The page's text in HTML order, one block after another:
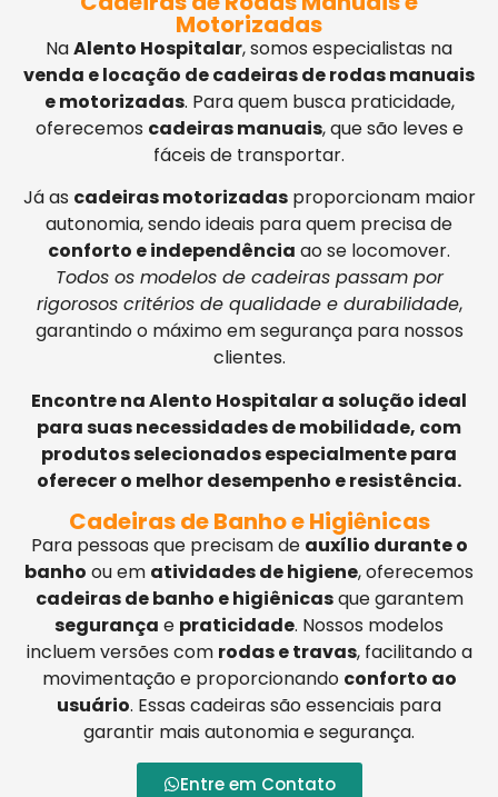
Motorizadas
NaAlento Hospitalar, somos especialistas na
venda e locação de cadeiras de rodas manuais
e motorizadas. Para quem busca praticidade,
oferecemos cadeiras manuais, que são leves e
fáceis de transportar.
Já as cadeiras motorizadasproporcionam maior
autonomia, sendo ideais para quem precisa de
conforto e independência ao se locomover.
Todos os modelos de cadeiras passam por
rigorosos critérios de qualidade e durabilidade,
garantindo o máximo em segurança para nossos
clientes.
Encontre na Alento Hospitalar a solução ideal
para suas necessidades de mobilidade, com
produtos selecionados especialmente para
oferecer o melhor desempenho e resistência.
Cadeiras de Banho e Higiênicas
Para pessoas que precisam de auxílio durante o
banho ou em atividades de higiene, oferecemos
cadeiras de banho e higiênicasque garantem
segurança e praticidade. Nossos modelos
incluem versões com rodas e travas, facilitando a
movimentação e proporcionando conforto ao
usuário. Essas cadeiras são essenciais para
garantir mais autonomia e segurança.
Entre em Contato